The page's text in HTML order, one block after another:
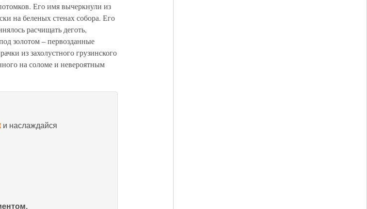
Его имя вычеркнули из
на беленых стенах собора. Его
расчищать деготь,
золотом – первозданные
из захолустного грузинского
на соломе и невероятным
и наслаждайся